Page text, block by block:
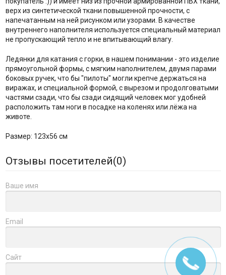
верх из синтетической ткани повышенной прочности, с
напечатанным на ней рисунком или узорами. В качестве
внутреннего наполнителя используется специальный материал
не пропускающий тепло и не впитывающий влагу.
Ледянки для катания с горки, в нашем понимании - это изделие
прямоугольной формы, с мягким наполнителем, двумя парами
боковых ручек, что бы "пилоты" могли крепче держаться на
виражах, и специальной формой, с вырезом и продолговатыми
частями сзади, что бы сзади сидящий человек мог удобней
расположить там ноги в посадке на коленях или лёжа на
животе.
Размер: 123х56 см
Отзывы посетителей(0)
Ваше имя
Email
Сайт